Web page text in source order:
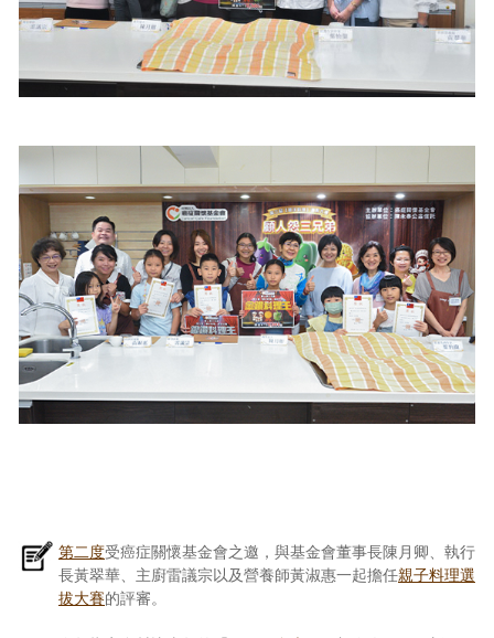
第二度受癌症關懷基金會之邀，與基金會董事長陳月卿、執行
長黃翠華、主廚雷議宗以及營養師黃淑惠一起擔任親子料理選
拔大賽的評審。